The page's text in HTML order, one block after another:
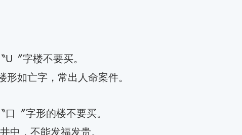
U〞字楼不要买。
形如亡字，常出人命案件。
口〞字形的楼不要买。
中，不能发福发贵。